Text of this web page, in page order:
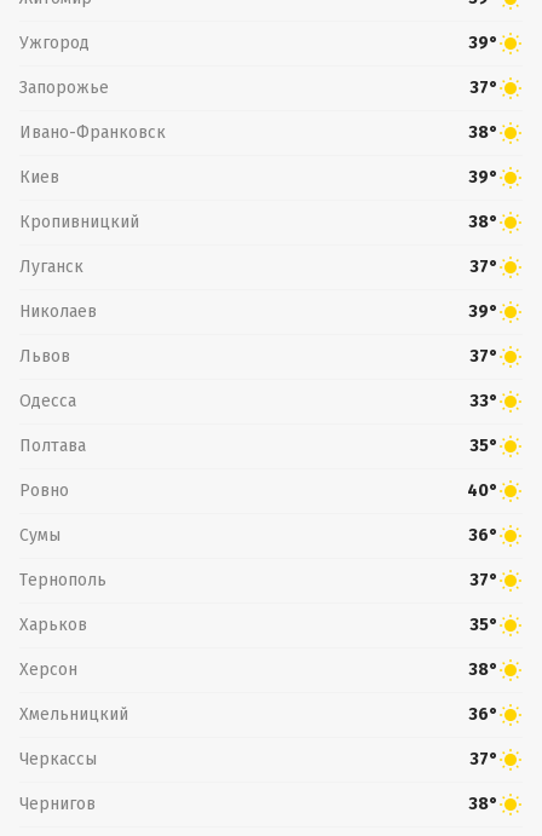
Ужгород 39°
Запорожье 37°
Ивано-Франковск 38°
Киев 39°
Кропивницкий 38°
Луганск 37°
Николаев 39°
Львов 37°
Одесса 33°
Полтава 35°
Ровно 40°
Сумы 36°
Тернополь 37°
Харьков 35°
Херсон 38°
Хмельницкий 36°
Черкассы 37°
Чернигов 38°